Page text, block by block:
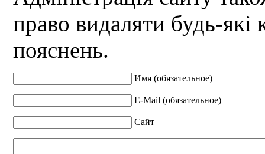
право видаляти будь-які
пояснень.
Имя (обязательное)
E-Mail (обязательное)
Сайт